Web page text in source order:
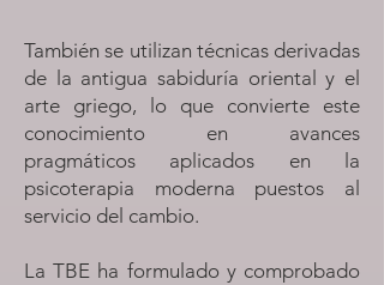
​También se utilizan técnicas derivadas
de la antigua sabiduría oriental y el
arte griego, lo que convierte este
conocimiento en avances
pragmáticos aplicados en la
psicoterapia moderna puestos al
servicio del cambio.
La TBE ha formulado y comprobado